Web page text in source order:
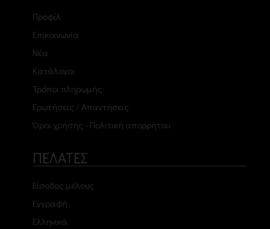
Προφίλ
Επικοινωνία
Νέα
Κατάλογοι
Τρόποι πληρωμής
Ερωτήσεις / Απαντήσεις
Όροι χρήσης - Πολιτική απορρήτου
ΠΕΛΑΤΕΣ
Είσοδος μέλους
Εγγραφή
Ελληνικά